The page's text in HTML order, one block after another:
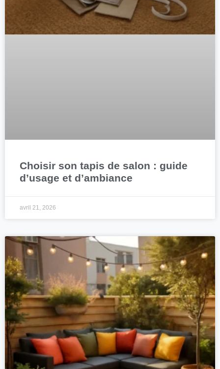
Choisir son tapis de salon : guide
d’usage et d’ambiance
avril 21, 2026